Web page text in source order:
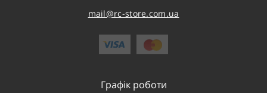
mail@rc-store.com.ua
Графік роботи